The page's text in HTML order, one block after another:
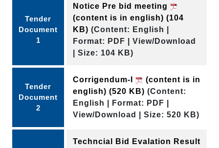
Tender
Document
1
Notice Pre bid meeting
(content is in english) (104
KB) (Content: English |
Format: PDF | View/Download
| Size: 104 KB)
Tender
Document
2
Corrigendum-I
(content is in
english) (520 KB) (Content:
English | Format: PDF |
View/Download | Size: 520 KB)
Techncial Bid Evalation Result